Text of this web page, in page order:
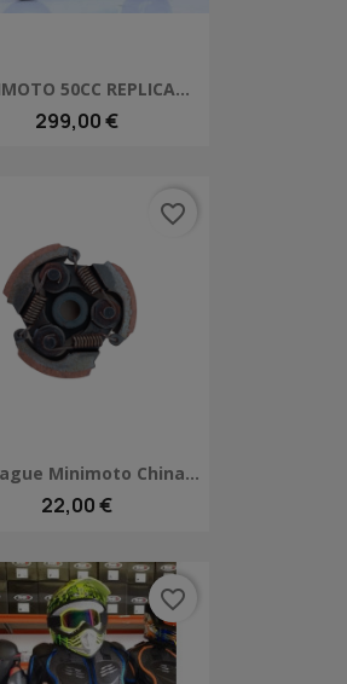
50CC REPLICA...
299,00 €
Minimoto China...
22,00 €
favorite_border
favorite_border